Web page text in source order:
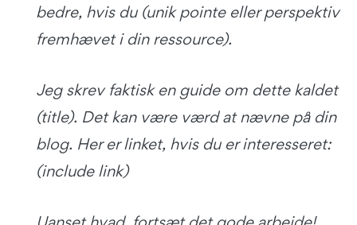
bedre, hvis du (unik pointe eller perspektiv
fremhævet i din ressource).
Jeg skrev faktisk en guide om dette kaldet
(title). Det kan være værd at nævne på din
blog. Her er linket, hvis du er interesseret:
(include link)